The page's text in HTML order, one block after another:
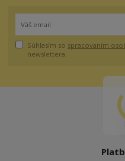
Súhlasím so spracovaním
newslettera.